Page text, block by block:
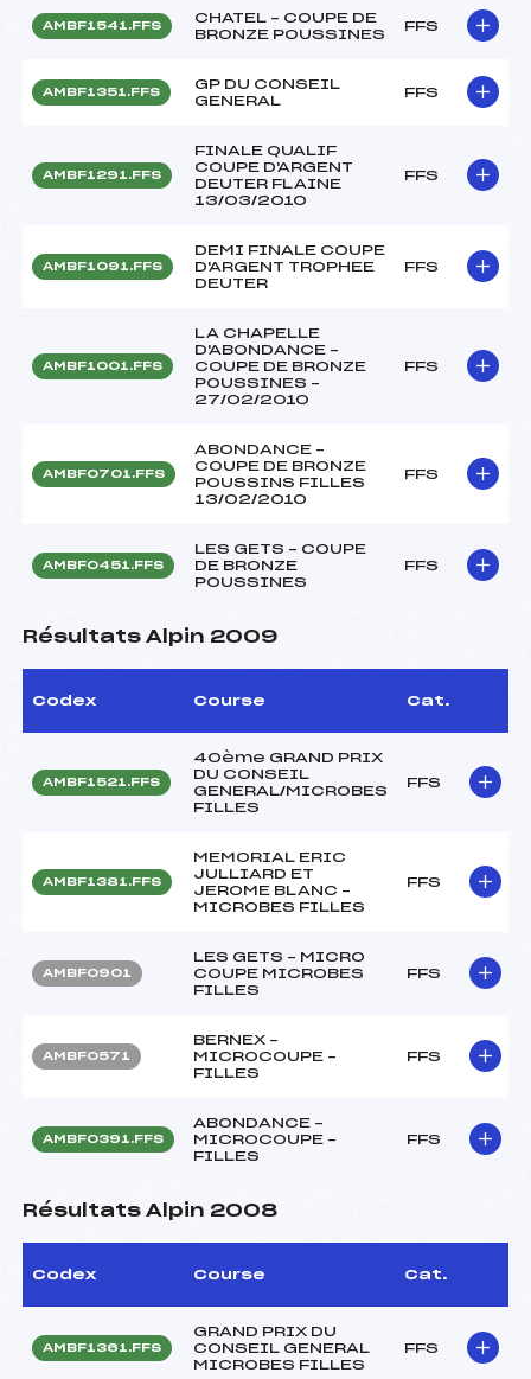
AMBF1541.FFS
CHATEL – COUPE DE
BRONZE POUSSINES
FFS
AMBF1351.FFS
GP DU CONSEIL
GENERAL
FFS
AMBF1291.FFS
FINALE QUALIF
COUPE D'ARGENT
DEUTER FLAINE
13/03/2010
FFS
AMBF1091.FFS
DEMI FINALE COUPE
D'ARGENT TROPHEE
DEUTER
FFS
AMBF1001.FFS
LA CHAPELLE
D'ABONDANCE –
COUPE DE BRONZE
POUSSINES –
27/02/2010
FFS
AMBF0701.FFS
ABONDANCE –
COUPE DE BRONZE
POUSSINS FILLES
13/02/2010
FFS
AMBF0451.FFS
LES GETS – COUPE
DE BRONZE
POUSSINES
FFS
Résultats Alpin 2009
Codex Course Cat.
AMBF1521.FFS
40ème GRAND PRIX
DU CONSEIL
GENERAL/MICROBES
FILLES
FFS
AMBF1381.FFS
MEMORIAL ERIC
JULLIARD ET
JEROME BLANC –
MICROBES FILLES
FFS
AMBF0901
LES GETS – MICRO
COUPE MICROBES
FILLES
FFS
AMBF0571
BERNEX –
MICROCOUPE –
FILLES
FFS
AMBF0391.FFS
ABONDANCE –
MICROCOUPE –
FILLES
FFS
Résultats Alpin 2008
Codex Course Cat.
AMBF1361.FFS
GRAND PRIX DU
CONSEIL GENERAL
MICROBES FILLES
FFS